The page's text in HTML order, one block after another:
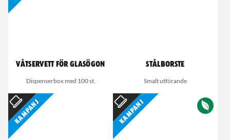
Våtservett för glasögon
Dispenserbox med 100 st.
Stålborste
Smalt utförande
Kampanj Kampanj